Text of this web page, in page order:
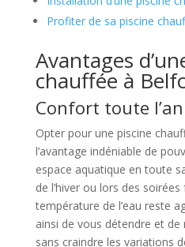
Profiter de sa piscine
Avantages
chauffée à
Confort toute
Opter pour une piscine
l’avantage indéniable de
espace aquatique en toute
de l’hiver ou lors des
température de l’eau reste
ainsi de vous détendre et
sans craindre les variations